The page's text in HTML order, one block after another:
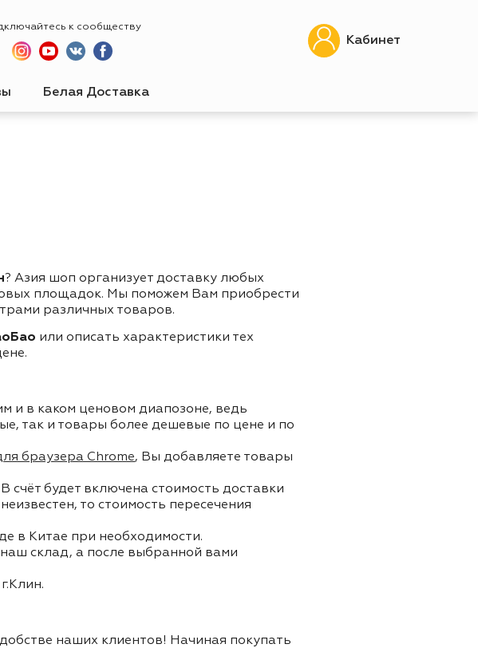
к сообществу
Кабинет
Белая Доставка
? Азия шоп организует доставку любых
площадок. Мы поможем Вам приобрести
различных товаров.
или описать характеристики тех
и в каком ценовом диапозоне, ведь
так и товары более дешевые по цене и по
браузера Chrome, Вы добавляете товары
счёт будет включена стоимость доставки
то стоимость пересечения
в Китае при необходимости.
склад, а после выбранной вами
наших клиентов! Начиная покупать